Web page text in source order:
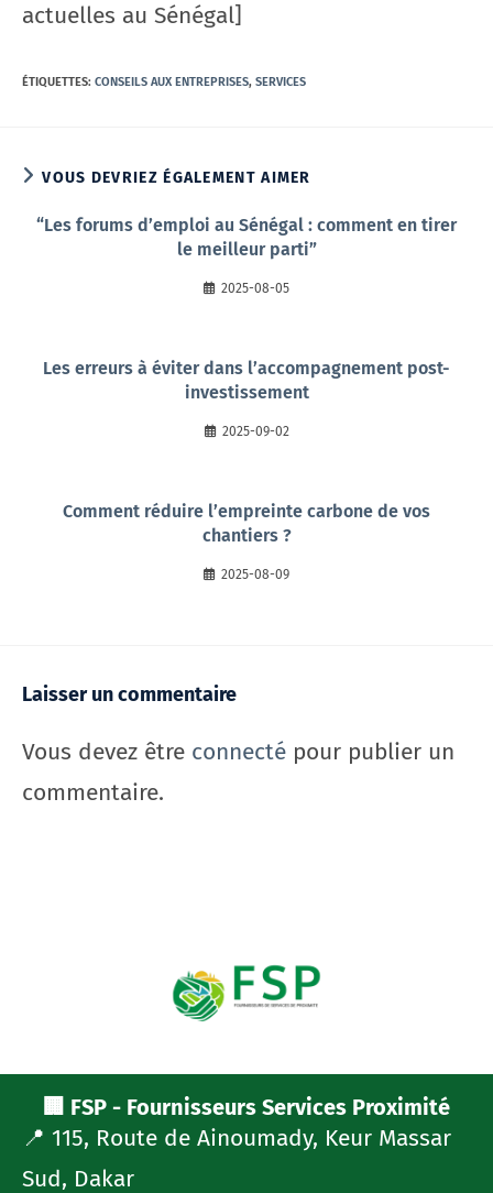
actuelles au Sénégal]
ÉTIQUETTES: CONSEILS AUX ENTREPRISES, SERVICES
VOUS DEVRIEZ ÉGALEMENT AIMER
“Les forums d’emploi au Sénégal : comment en tirer
le meilleur parti”
2025-08-05
Les erreurs à éviter dans l’accompagnement post-
investissement
2025-09-02
Comment réduire l’empreinte carbone de vos
chantiers ?
2025-08-09
Laisser un commentaire
Vous devez être connecté pour publier un
commentaire.
🏢 FSP - Fournisseurs Services Proximité
📍 115, Route de Ainoumady, Keur Massar
Sud, Dakar